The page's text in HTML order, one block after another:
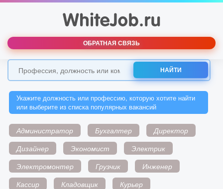
ОБРАТНАЯ СВЯЗЬ
НАЙТИ
Укажите должность или профессию, которую хотите найти
или выберите из списка популярных вакансий
Администратор Бухгалтер
Директор
Дизайнер
Экономист
Электрик
Электромонтер
Грузчик
Инженер
Кассир
Кладовщик
Курьер